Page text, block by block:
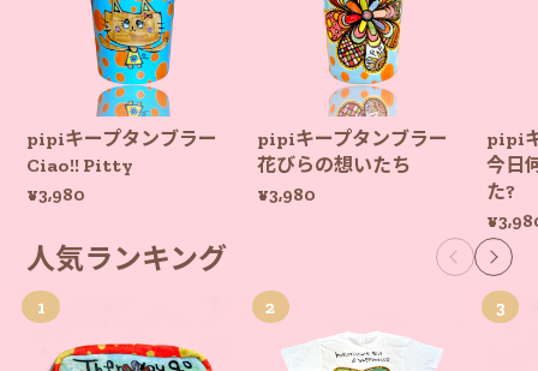
pipiキープタンブラー
Ciao!! Pitty
¥3,980
pipiキープタンブラー
花びらの想いたち
¥3,980
pipi
今日
た?
人気ランキング